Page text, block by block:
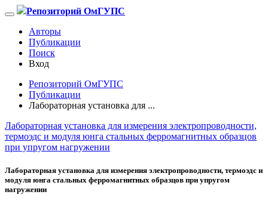
Репозиторий ОмГУПС
Авторы
Публикации
Поиск
Вход
Репозиторий ОмГУПС
Публикации
Лабораторная установка для ...
Лабораторная установка для измерения электропроводности,
термоэдс и модуля юнга стальных ферромагнитных образцов
при упругом нагружении
Лабораторная установка для измерения электропроводности, термоэдс и
модуля юнга стальных ферромагнитных образцов при упругом
нагружении